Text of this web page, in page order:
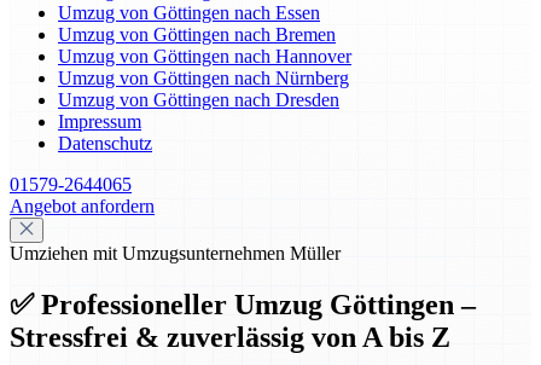
Umzug von Göttingen nach Essen
Umzug von Göttingen nach Bremen
Umzug von Göttingen nach Hannover
Umzug von Göttingen nach Nürnberg
Umzug von Göttingen nach Dresden
Impressum
Datenschutz
01579-2644065
Angebot anfordern
Umziehen mit Umzugsunternehmen Müller
✅ Professioneller Umzug Göttingen –
Stressfrei & zuverlässig von A bis Z